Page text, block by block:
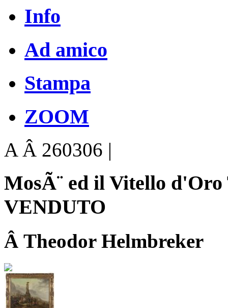
Info
Ad amico
Stampa
ZOOM
A Â 260306 |
MosÃ¨ ed il Vitello
VENDUTO
Â Theodor Helmbreker